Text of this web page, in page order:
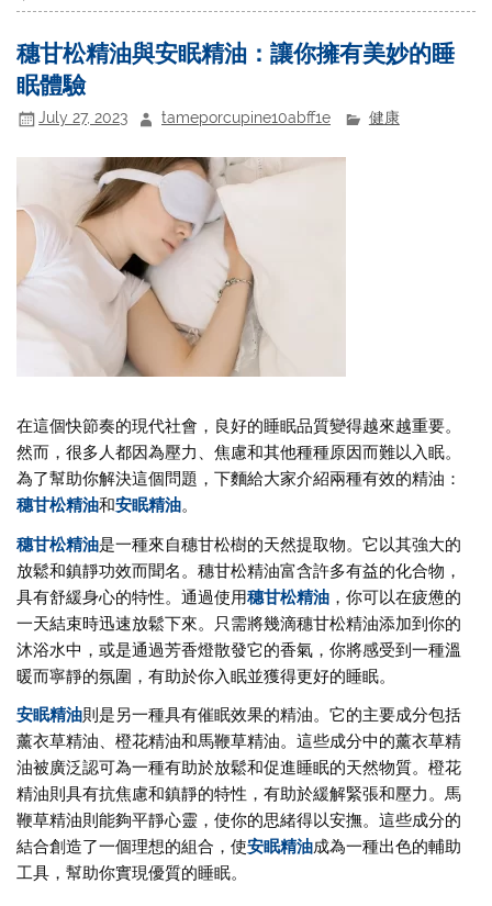
穗甘松精油與安眠精油：讓你擁有美妙的睡
眠體驗
July 27, 2023 tameporcupine10abff1e 健康
在這個快節奏的現代社會，良好的睡眠品質變得越來越重要。
然而，很多人都因為壓力、焦慮和其他種種原因而難以入眠。
為了幫助你解決這個問題，下麵給大家介紹兩種有效的精油：
穗甘松精油和安眠精油。
穗甘松精油是一種來自穗甘松樹的天然提取物。它以其強大的
放鬆和鎮靜功效而聞名。穗甘松精油富含許多有益的化合物，
具有舒緩身心的特性。通過使用穗甘松精油 ，你可以在疲憊的
一天結束時迅速放鬆下來。只需將幾滴穗甘松精油添加到你的
沐浴水中，或是通過芳香燈散發它的香氣，你將感受到一種溫
暖而寧靜的氛圍，有助於你入眠並獲得更好的睡眠。
安眠精油則是另一種具有催眠效果的精油。它的主要成分包括
薰衣草精油、橙花精油和馬鞭草精油。這些成分中的薰衣草精
油被廣泛認可為一種有助於放鬆和促進睡眠的天然物質。橙花
精油則具有抗焦慮和鎮靜的特性，有助於緩解緊張和壓力。馬
鞭草精油則能夠平靜心靈，使你的思緒得以安撫。這些成分的
結合創造了一個理想的組合，使安眠精油成為一種出色的輔助
工具，幫助你實現優質的睡眠。